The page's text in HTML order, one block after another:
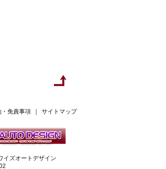
サイトマップ
・免責事項
イズオートデザイン